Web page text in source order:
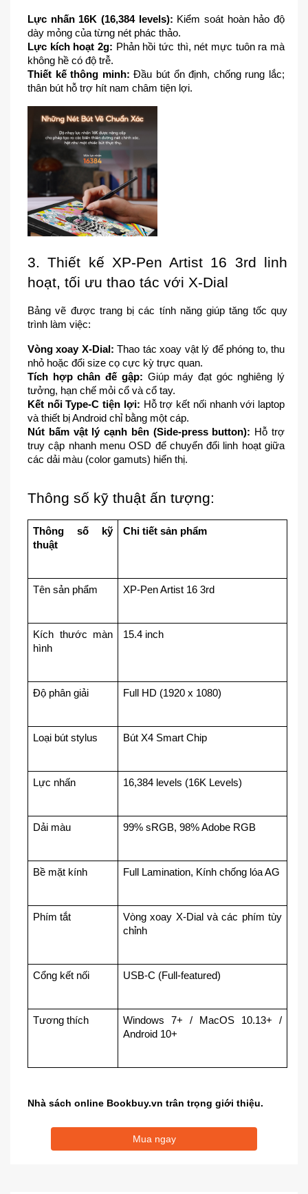
Lực nhấn 16K (16,384 levels): Kiểm soát hoàn hảo độ
dày mỏng của từng nét phác thảo.
Lực kích hoạt 2g: Phản hồi tức thì, nét mực tuôn ra mà
không hề có độ trễ.
Thiết kế thông minh: Đầu bút ổn định, chống rung lắc;
thân bút hỗ trợ hít nam châm tiện lợi.
3. Thiết kế XP-Pen Artist 16 3rd linh
hoạt, tối ưu thao tác với X-Dial
Bảng vẽ được trang bị các tính năng giúp tăng tốc quy
trình làm việc:
Vòng xoay X-Dial: Thao tác xoay vật lý để phóng to, thu
nhỏ hoặc đổi size cọ cực kỳ trực quan.
Tích hợp chân đế gập: Giúp máy đạt góc nghiêng lý
tưởng, hạn chế mỏi cổ và cổ tay.
Kết nối Type-C tiện lợi: Hỗ trợ kết nối nhanh với laptop
và thiết bị Android chỉ bằng một cáp.
Nút bấm vật lý cạnh bên (Side-press button): Hỗ trợ
truy cập nhanh menu OSD để chuyển đổi linh hoạt giữa
các dải màu (color gamuts) hiển thị.
Thông số kỹ thuật ấn tượng:
Thông số kỹ
thuật
Chi tiết sản phẩm
Tên sản phẩm XP-Pen Artist 16 3rd
Kích thước màn
hình
15.4 inch
Độ phân giải Full HD (1920 x 1080)
Loại bút stylus Bút X4 Smart Chip
Lực nhấn 16,384 levels (16K Levels)
Dải màu 99% sRGB, 98% Adobe RGB
Bề mặt kính Full Lamination, Kính chống lóa AG
Phím tắt
Vòng xoay X-Dial và các phím tùy
chỉnh
Cổng kết nối USB-C (Full-featured)
Tương thích
Windows 7+ / MacOS 10.13+ /
Android 10+
Nhà sách online Bookbuy.vn trân trọng giới thiệu.
Mua ngay